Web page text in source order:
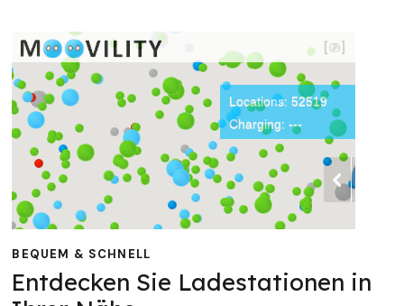
BEQUEM & SCHNELL
Entdecken Sie Ladestationen in